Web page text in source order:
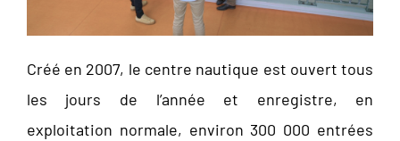
Créé en 2007, le centre nautique est ouvert tous
les jours de l’année et enregistre, en
exploitation normale, environ 300 000 entrées